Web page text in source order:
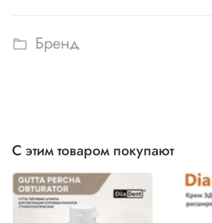
Бренд
С этим товаром покупают